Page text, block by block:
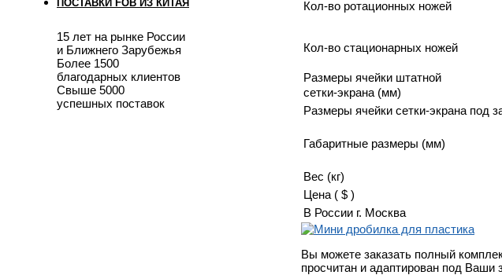
ПОСТАВКИ FOB ИЗ КИТАЯ
15 лет на рынке России
и Ближнего Зарубежья
Более 1500
благодарных клиентов
Свыше 5000
успешных поставок
Кол-во ротационных ножей
Кол-во стационарных ножей
Размеры ячейки штатной
сетки-экрана (мм)
Размеры ячейки сетки-экрана под
Габаритные размеры (мм)
Вес (кг)
Цена ( $ )
В России г. Москва
Вы можете заказать полный
просчитан и адаптирован под Ваши